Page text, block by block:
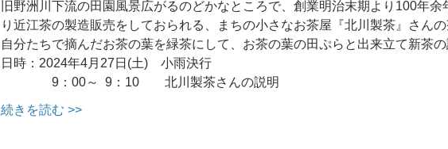
旧野洲川下流の田園風景広がるのどかなところで、創業明治末期より100年
り近江茶の製造販売をしておられる、まちの小さなお茶屋『北川製茶』さん
自分たちで摘んだお茶の葉を緑茶にして、お茶の葉の田ぷらと出来立て新茶の
日時：2024年4月27日(土)　小雨決行
9：00～  9：10　　北川製茶さんの説明
続きを読む >>